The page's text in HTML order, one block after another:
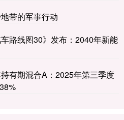
带的军事行动
路线图30》发布：2040年新能
有期混合A：2025年第三季度